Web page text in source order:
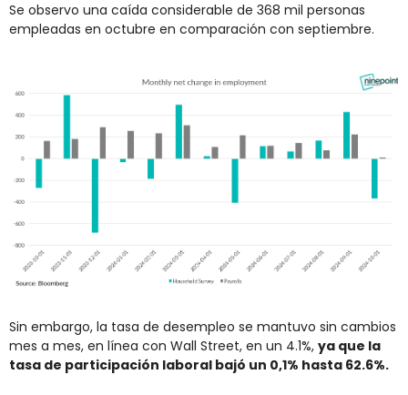
Se observo una caída considerable de 368 mil personas
empleadas en octubre en comparación con septiembre.
Sin embargo, la tasa de desempleo se mantuvo sin cambios
mes a mes, en línea con Wall Street, en un 4.1%, ya que la
tasa de participación laboral bajó un 0,1% hasta 62.6%.